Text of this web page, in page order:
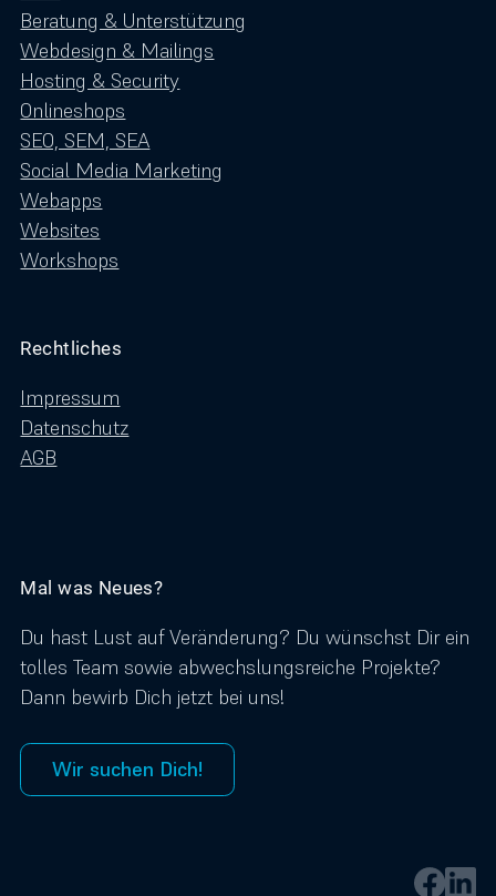
Beratung & Unterstützung
Webdesign & Mailings
Hosting & Security
Onlineshops
SEO, SEM, SEA
Social Media Marketing
Webapps
Websites
Workshops
Rechtliches
Impressum
Datenschutz
AGB
Mal was Neues?
Du hast Lust auf Veränderung? Du wünschst Dir ein
tolles Team sowie abwechslungsreiche Projekte?
Dann bewirb Dich jetzt bei uns!
Wir suchen Dich!